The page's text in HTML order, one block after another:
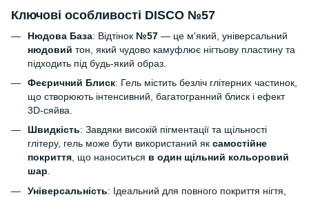
Ключові особливості DISCO №57
Нюдова База: Відтінок №57 — це м'який, універсальний
нюдовий тон, який чудово камуфлює нігтьову пластину та
підходить під будь-який образ.
Феєричний Блиск: Гель містить безліч глітерних частинок,
що створюють інтенсивний, багатогранний блиск і ефект
3D-сяйва.
Швидкість: Завдяки високій пігментації та щільності
глітеру, гель може бути використаний як самостійне
покриття, що наноситься в один щільний кольоровий
шар.
Універсальність: Ідеальний для повного покриття нігтя,